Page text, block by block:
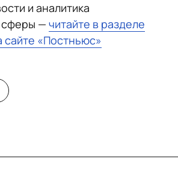
и аналитика
сферы — читайте в разделе
сайте «Постньюс»